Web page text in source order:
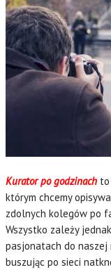
Kurator po godzinach
którym chcemy
zdolnych kolegów po
Wszystko zależy
pasjonatach do naszej
buszując po sieci